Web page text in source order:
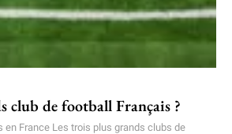
club de football Français ?
en France Les trois plus grands clubs de